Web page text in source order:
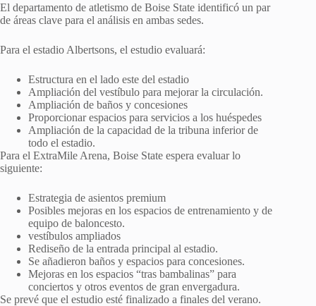
El departamento de atletismo de Boise State identificó un par
de áreas clave para el análisis en ambas sedes.
Para el estadio Albertsons, el estudio evaluará:
Estructura en el lado este del estadio
Ampliación del vestíbulo para mejorar la circulación.
Ampliación de baños y concesiones
Proporcionar espacios para servicios a los huéspedes
Ampliación de la capacidad de la tribuna inferior de
todo el estadio.
Para el ExtraMile Arena, Boise State espera evaluar lo
siguiente:
Estrategia de asientos premium
Posibles mejoras en los espacios de entrenamiento y de
equipo de baloncesto.
vestíbulos ampliados
Rediseño de la entrada principal al estadio.
Se añadieron baños y espacios para concesiones.
Mejoras en los espacios “tras bambalinas” para
conciertos y otros eventos de gran envergadura.
Se prevé que el estudio esté finalizado a finales del verano.